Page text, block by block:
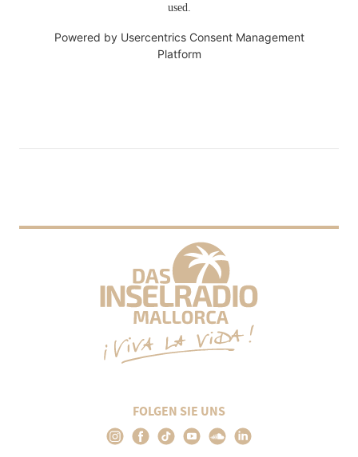
used.
Powered by Usercentrics Consent Management
Platform
FOLGEN SIE UNS